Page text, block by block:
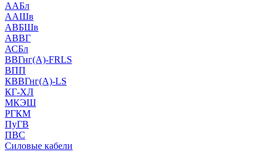
ААБл
ААШв
АВБШв
АВВГ
АСБл
ВВГнг(А)-FRLS
ВПП
КВВГнг(А)-LS
КГ-ХЛ
МКЭШ
РГКМ
ПуГВ
ПВС
Силовые кабели